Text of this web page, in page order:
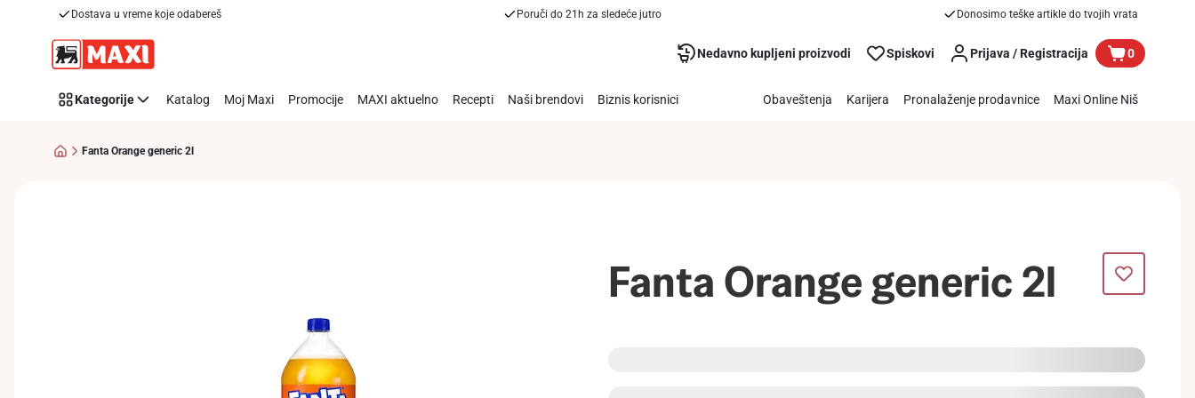
Dostava u vreme koje odabereš Poruči do 21h za sledeće jutro Donosimo teške artikle do tvojih vrata
Nedavno kupljeni proizvodi Spiskovi Prijava / Registracija 0
Kategorije Katalog Moj Maxi Promocije MAXI aktuelno Recepti Naši brendovi Biznis korisnici Obaveštenja Karijera Pronalaženje prodavnice Maxi Online Niš
Fanta Orange generic 2l
Fanta Orange generic 2l